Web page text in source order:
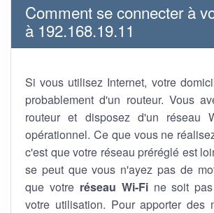
Comment se connecter à
à 192.168.19.11
Si vous utilisez Internet, votre
probablement d'un routeur. Vous
routeur et disposez d'un réseau
opérationnel. Ce que vous ne
c'est que votre réseau préréglé est
se peut que vous n'ayez pas de
que votre réseau Wi-Fine soit pas
votre utilisation. Pour apporter des